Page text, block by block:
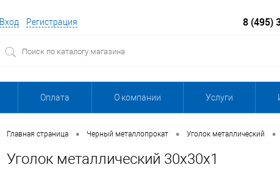
Вход Регистрация 8 (495)
Оплата О компании Услуги
Главная страница • Черный металлопрокат • Уголок металлический •
Уголок металлический 30х30х1